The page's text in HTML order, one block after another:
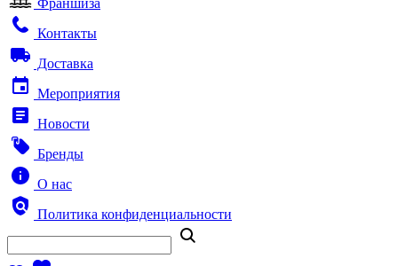
Франшиза
Контакты
Доставка
Мероприятия
Новости
Бренды
О нас
Политика конфиденциальности